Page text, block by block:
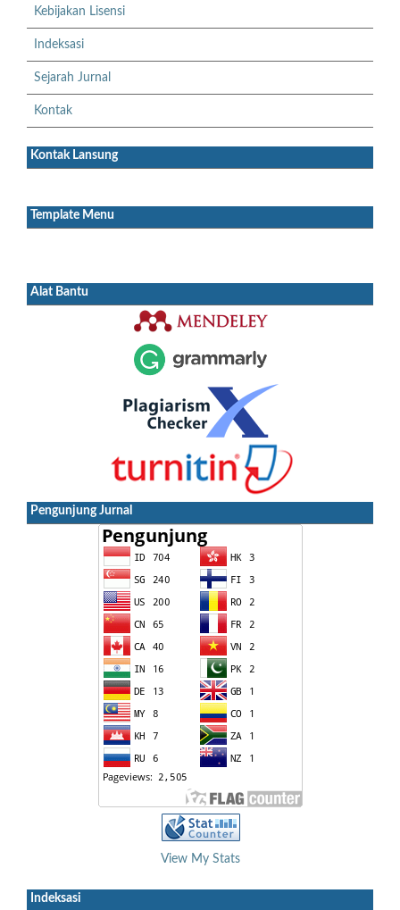
Kebijakan Lisensi
Indeksasi
Sejarah Jurnal
Kontak
Kontak Lansung
Template Menu
Alat Bantu
Pengunjung Jurnal
View My Stats
Indeksasi